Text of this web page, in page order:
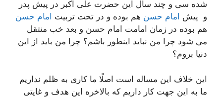
شده سی و چند سال این حضرت علی اكبر در پیش پدر
و پیش امام حسن هم بوده و در تحت تربیت امام حسن
هم بوده در زمان امامت امام حسن و بعد خب منتقل
می شود چرا من نباید اینطور باشم؟ چرا من باید از این
دنیا بروم؟
این خلاف این مساله است اصلًا ما كاری به ظلم نداریم
ما به این جهت كار داریم كه بالاخره این هدف و غایتی